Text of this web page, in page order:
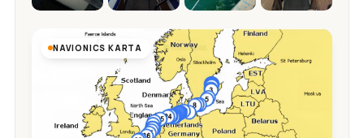
NAVIONICS KARTA